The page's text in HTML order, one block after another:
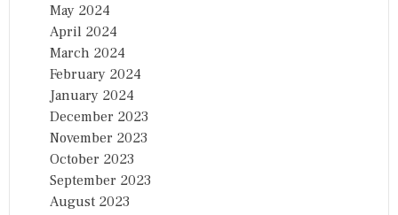
May 2024
April 2024
March 2024
February 2024
January 2024
December 2023
November 2023
October 2023
September 2023
August 2023